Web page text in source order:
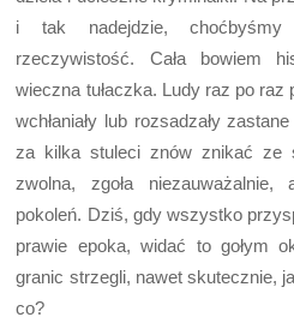
i tak nadejdzie,
rzeczywistość. Cała bowiem
wieczna tułaczka. Ludy raz po raz
wchłaniały lub rozsadzały
za kilka stuleci znów znikać ze
zwolna, zgoła
pokoleń. Dziś, gdy wszystko
prawie epoka, widać to gołym
granic strzegli, nawet skutecznie,
co?